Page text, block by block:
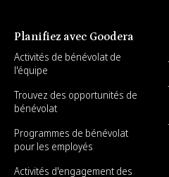
Planifiez avec Goodera
Activités de bénévolat de
l'équipe
Trouvez des opportunités de
bénévolat
Programmes de bénévolat
pour les employés
Activités d'engagement des